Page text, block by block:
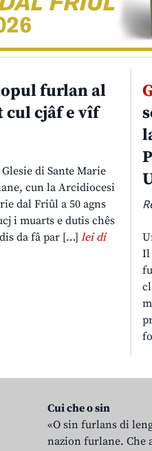
furlan al
cul cjâf e vîf
di Sante Marie
cun la Arcidiocesi
dal Friûl a 50 agns
i muarts e dutis chês
da fâ par […] lei di
Il
Cui che o sin
«O sin furlans di
nazion furlane. Che